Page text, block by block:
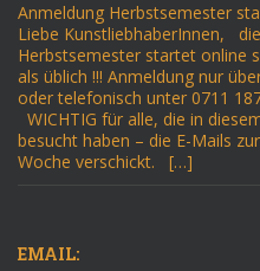
Anmeldung Herbstsemester
Liebe KunstliebhaberInnen,
Herbstsemester startet online
als üblich !!! Anmeldung nur
oder telefonisch unter 0711
WICHTIG für alle, die in
besucht haben – die E-Mails
Woche verschickt. […]
EMAIL: